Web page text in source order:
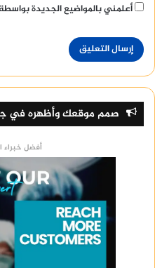
أعلمني بالمواضيع الجديدة بواسطة
صمم موقعك وأظهره في
أفضل